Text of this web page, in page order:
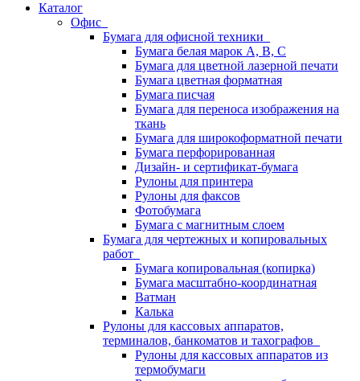
Каталог
Офис
Бумага для офисной техники
Бумага белая марок А, В, С
Бумага для цветной лазерной печати
Бумага цветная форматная
Бумага писчая
Бумага для переноса изображения на
ткань
Бумага для широкоформатной печати
Бумага перфорированная
Дизайн- и сертификат-бумага
Рулоны для принтера
Рулоны для факсов
Фотобумага
Бумага с магнитным слоем
Бумага для чертежных и копировальных
работ
Бумага копировальная (копирка)
Бумага масштабно-координатная
Ватман
Калька
Рулоны для кассовых аппаратов,
терминалов, банкоматов и тахографов
Рулоны для кассовых аппаратов из
термобумаги